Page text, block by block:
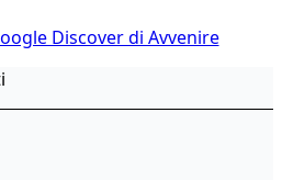
Discover di Avvenire